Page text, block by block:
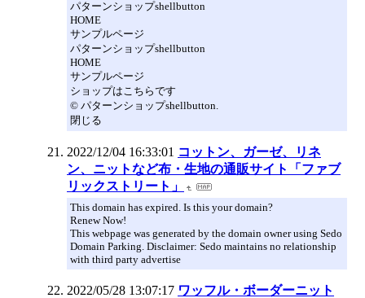
パターンショップshellbutton
HOME
サンプルページ
パターンショップshellbutton
HOME
サンプルページ
ショップはこちらです
© パターンショップshellbutton.
閉じる
2022/12/04 16:33:01 コットン、ガーゼ、リネ
ン、ニットなど布・生地の通販サイト「ファブ
リックストリート」
This domain has expired. Is this your domain?
Renew Now!
This webpage was generated by the domain owner using Sedo
Domain Parking. Disclaimer: Sedo maintains no relationship
with third party advertise
2022/05/28 13:07:17 ワッフル・ボーダーニット